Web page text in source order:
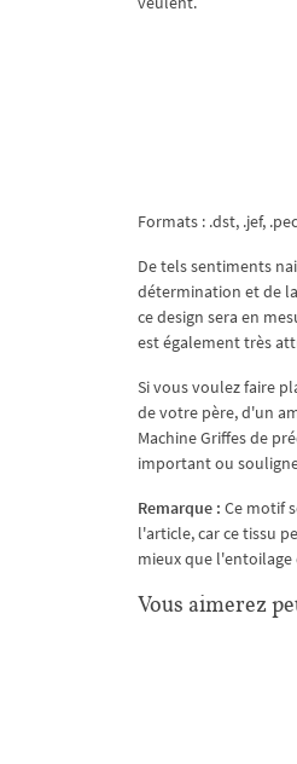
Formats : .dst, .jef,
De tels sentiments
détermination et de
ce design sera en
est également très
Si vous voulez faire
de votre père, d'un
Machine Griffes de
important ou
Remarque : Ce motif
l'article, car ce tissu
mieux que l'entoilage
Vous aimerez